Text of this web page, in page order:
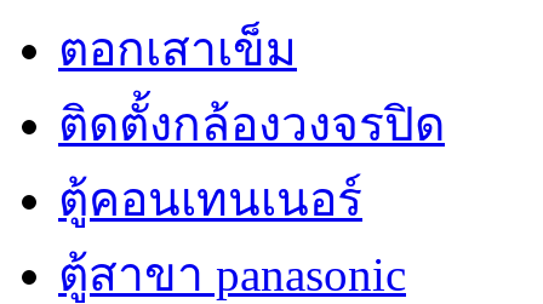
ตอกเสาเข็ม
ติดตั้งกล้องวงจรปิด
ตู้คอนเทนเนอร์
ตู้สาขา panasonic